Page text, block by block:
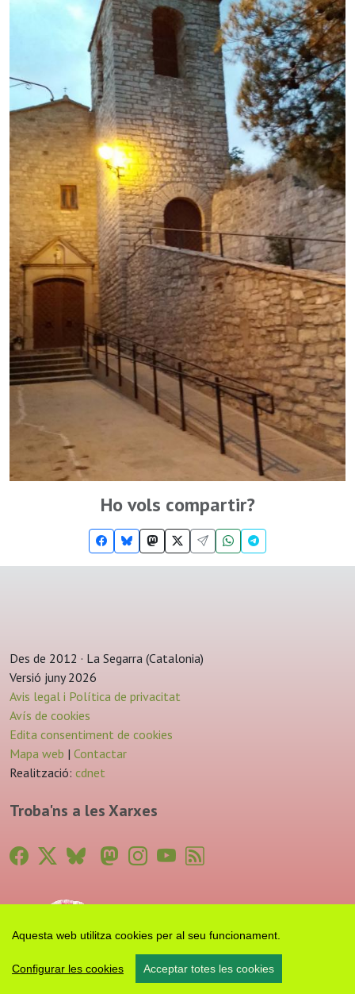
Aquesta web utilitza cookies per al seu funcionament.
Configurar les cookies Acceptar totes les cookies
Ho vols compartir?
Des de 2012 · La Segarra (Catalonia)
Versió juny 2026
Avis legal i Política de privacitat
Avís de cookies
Edita consentiment de cookies
Mapa web | Contactar
Realització: cdnet
Troba'ns a les Xarxes